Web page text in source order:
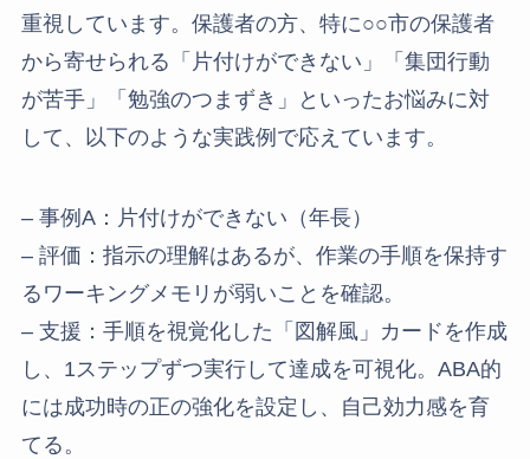
重視しています。保護者の方、特に○○市の保護者
から寄せられる「片付けができない」「集団行動
が苦手」「勉強のつまずき」といったお悩みに対
して、以下のような実践例で応えています。
– 事例A：片付けができない（年長）
– 評価：指示の理解はあるが、作業の手順を保持す
るワーキングメモリが弱いことを確認。
– 支援：手順を視覚化した「図解風」カードを作成
し、1ステップずつ実行して達成を可視化。ABA的
には成功時の正の強化を設定し、自己効力感を育
てる。